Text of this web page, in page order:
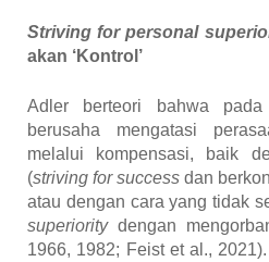
Striving for personal
akan ‘Kontrol’
Adler berteori bahwa
berusaha mengatasi
melalui kompensasi, baik
(striving for success dan
atau dengan cara yang tidak
superioritydengan
1966, 1982; Feist et al., 2021)